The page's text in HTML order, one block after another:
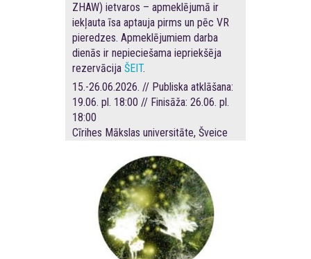
ZHAW) ietvaros – apmeklējumā ir
iekļauta īsa aptauja pirms un pēc VR
pieredzes. Apmeklējumiem darba
dienās ir nepieciešama iepriekšēja
rezervācija ŠEIT.
15.-26.06.2026. // Publiska atklāšana:
19.06. pl. 18:00 // Finisāža: 26.06. pl.
18:00
Cīrihes Mākslas universitāte, Šveice